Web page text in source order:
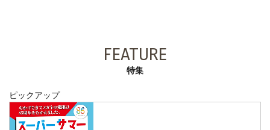
FEATURE
特集
ピックアップ